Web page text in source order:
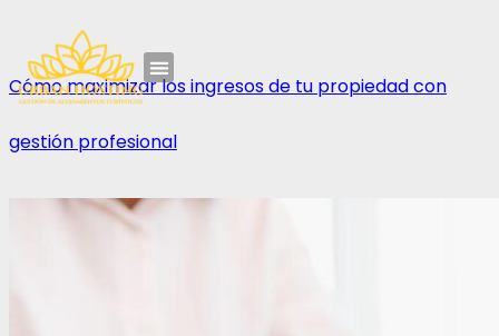
Cómo maximizar los ingresos de tu propiedad con
gestión profesional